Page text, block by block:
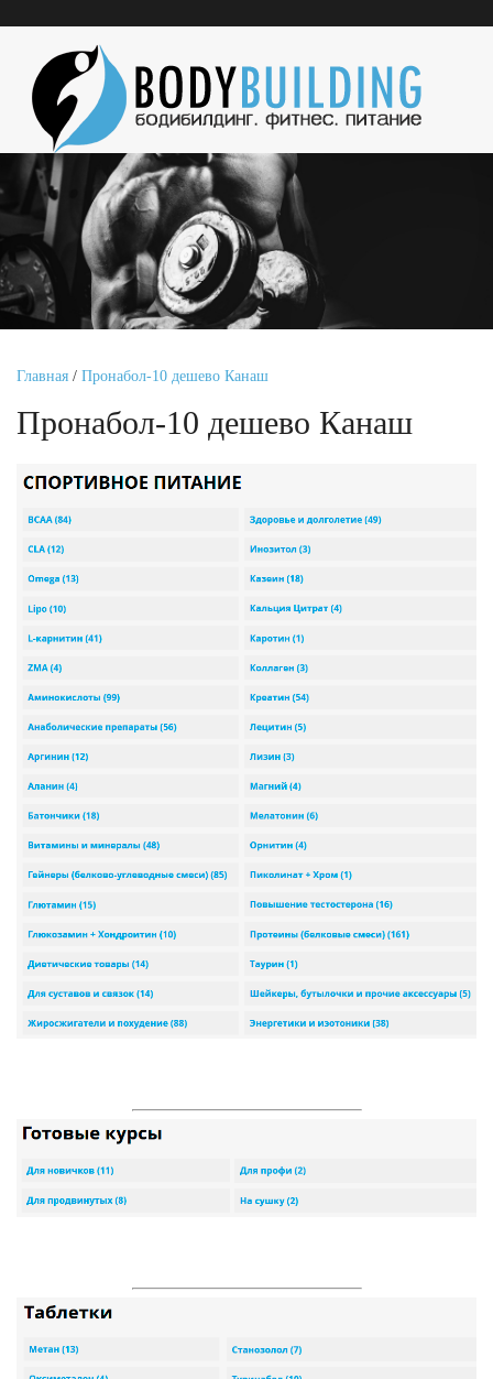
Главная / Пронабол-10 дешево Канаш
Пронабол-10 дешево Канаш